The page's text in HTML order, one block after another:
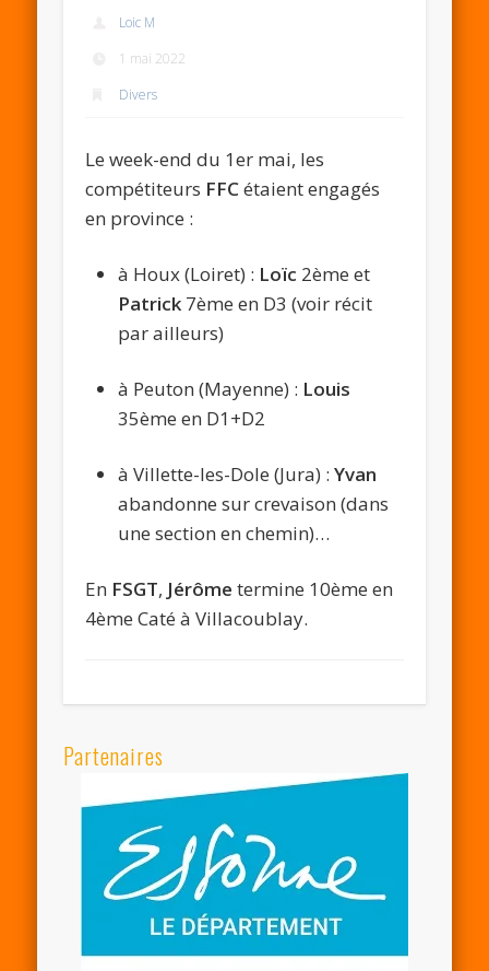
Loic M
1 mai 2022
Divers
Le week-end du 1er mai, les
compétiteurs FFCétaient engagés
en province :
à Houx (Loiret) : Loïc 2ème et
Patrick 7ème en D3 (voir récit
par ailleurs)
à Peuton (Mayenne) : Louis
35ème en D1+D2
à Villette-les-Dole (Jura) :Yvan
abandonne sur crevaison (dans
une section en chemin)…
En FSGT, Jérôme termine 10ème en
4ème Caté à Villacoublay.
Partenaires